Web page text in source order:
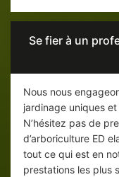
Se fier à un
Nous nous
jardinage uniques
N’hésitez pas de
d’arboriculture ED
tout ce qui est en
prestations les plus